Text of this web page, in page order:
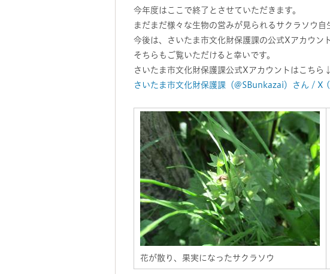
今年度はここで終了とさせていただきます。
まだまだ様々な生物の営みが見られるサクラソウ自
今後は、さいたま市文化財保護課の公式Xアカウン
そちらもご覧いただけると幸いです。
さいたま市文化財保護課公式Xアカウントはこちら↓
さいたま市文化財保護課（@SBunkazai）さん /
花が散り、果実になったサクラソウ